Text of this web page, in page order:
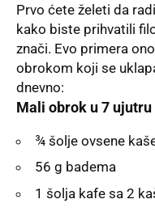
Prvo ćete želeti da
kako biste prihvatili
znači. Evo primera
obrokom koji se
dnevno:
Mali obrok u 7 ujutru
¾ šolje ovsene
56 g badema
1 šolja kafe sa 2